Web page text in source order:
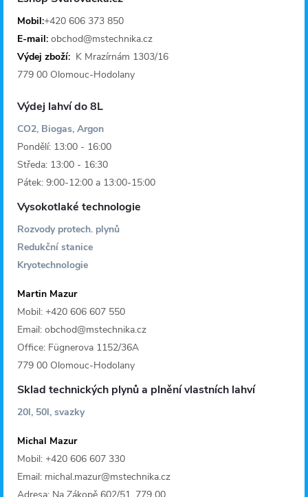
Mobil:+420 606 373 850
E-mail: obchod@mstechnika.cz
Výdej zboží: K Mrazírnám 1303/16
779 00 Olomouc-Hodolany
Výdej lahví do 8L
CO2, Biogas, Argon
Pondělí: 13:00 - 16:00
Středa: 13:00 - 16:30
Pátek: 9:00-12:00 a 13:00-15:00
Vysokotlaké technologie
Rozvody protech. plynů
Redukční stanice
Kryotechnologie
Martin Mazur
Mobil: +420 606 607 550
Email: obchod@mstechnika.cz
Office: Fügnerova 1152/36A
779 00 Olomouc-Hodolany
Sklad technických plynů a plnění vlastních lahví
20l, 50l, svazky
Michal Mazur
Mobil: +420 606 607 330
Email: michal.mazur@mstechnika.cz